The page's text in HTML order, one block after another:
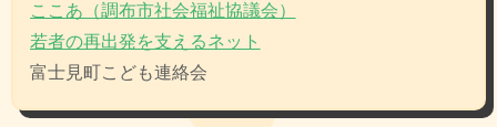
ここあ（調布市社会福祉協議会）
若者の再出発を支えるネット
富士見町こども連絡会